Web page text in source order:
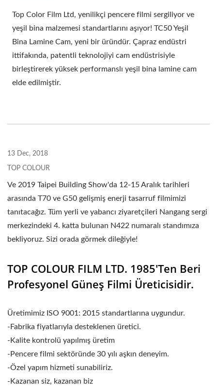
Top Color Film Ltd, yenilikçi pencere filmi sergiliyor ve
yeşil bina malzemesi standartlarını aşıyor! TC50 Yeşil
Bina Lamine Cam, yeni bir üründür. Çapraz endüstri
ittifakında, patentli teknolojiyi cam endüstrisiyle
birleştirerek yüksek performanslı yeşil bina lamine cam
elde edilmiştir.
13 Dec, 2018
TOP COLOUR
Ve 2019 Taipei Building Show'da 12-15 Aralık tarihleri
arasında T70 ve G50 gelişmiş enerji tasarruf filmimizi
tanıtacağız. Tüm yerli ve yabancı ziyaretçileri Nangang sergi
merkezindeki 4. katta bulunan N422 numaralı standımıza
bekliyoruz. Sizi orada görmek dileğiyle!
TOP COLOUR FILM LTD. 1985'ten Beri
Profesyonel Güneş Filmi Üreticisidir.
Üretimimiz ISO 9001: 2015 standartlarına uygundur.
-Fabrika fiyatlarıyla desteklenen üretici.
-Kalite kontrolü yapılmış üretim
-Pencere filmi sektöründe 30 yılı aşkın deneyim.
-Özel yapım hizmeti sunabiliriz.
-Kazanan siz, kazanan biz